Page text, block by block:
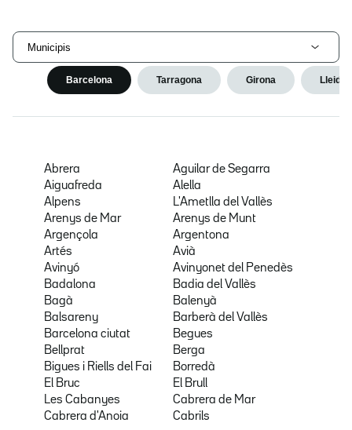
Municipis
Barcelona Tarragona Girona Lleida
Abrera
Aguilar de Segarra
Aiguafreda
Alella
Alpens
L'Ametlla del Vallès
Arenys de Mar
Arenys de Munt
Argençola
Argentona
Artés
Avià
Avinyó
Avinyonet del Penedès
Badalona
Badia del Vallès
Bagà
Balenyà
Balsareny
Barberà del Vallès
Barcelona ciutat
Begues
Bellprat
Berga
Bigues i Riells del Fai
Borredà
El Bruc
El Brull
Les Cabanyes
Cabrera de Mar
Cabrera d'Anoia
Cabrils